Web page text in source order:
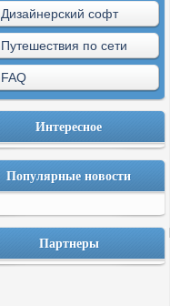
Дизайнерский софт
Путешествия по сети
FAQ
Интересное
Популярные новости
Партнеры